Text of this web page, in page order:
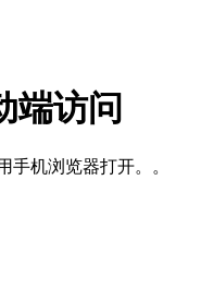
端访问
手机浏览器打开。。